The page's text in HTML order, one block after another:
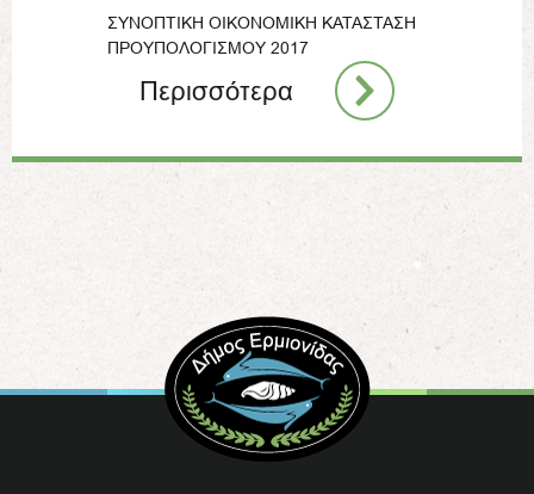
ΣΥΝΟΠΤΙΚΗ ΟΙΚΟΝΟΜΙΚΗ ΚΑΤΑΣΤΑΣΗ
ΠΡΟΥΠΟΛΟΓΙΣΜΟΥ 2017
Περισσότερα